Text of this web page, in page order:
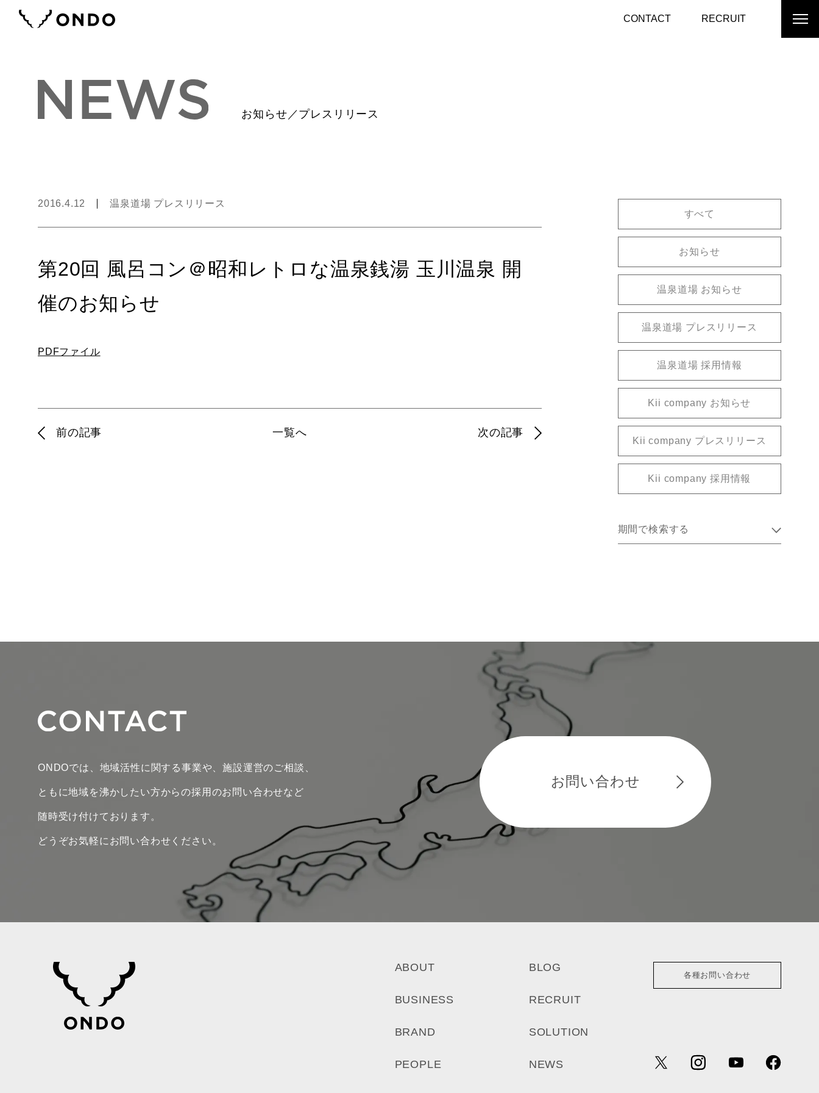
CONTACT RECRUIT
お知らせ／プレスリリース
2016.4.12 温泉道場 プレスリリース
第20回 風呂コン＠昭和レトロな温泉銭湯 玉川温泉 開
催のお知らせ
PDFファイル
前の記事 一覧へ 次の記事
すべて
お知らせ
温泉道場 お知らせ
温泉道場 プレスリリース
温泉道場 採用情報
Kii company お知らせ
Kii company プレスリリース
Kii company 採用情報
期間で検索する
ONDOでは、地域活性に関する事業や、施設運営のご相談、
ともに地域を沸かしたい方からの採用のお問い合わせなど
随時受け付けております。
どうぞお気軽にお問い合わせください。
お問い合わせ
ABOUT
BUSINESS
BRAND
PEOPLE
BLOG
RECRUIT
SOLUTION
NEWS
各種お問い合わせ